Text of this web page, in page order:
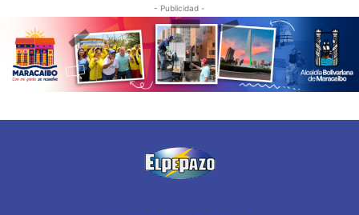
- Publicidad -